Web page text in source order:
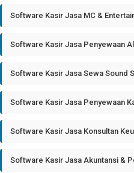
Software Kasir Jasa MC &
Software Kasir Jasa Penyewaan
Software Kasir Jasa Sewa Sound
Software Kasir Jasa Penyewaan
Software Kasir Jasa Konsultan
Software Kasir Jasa Akuntansi &